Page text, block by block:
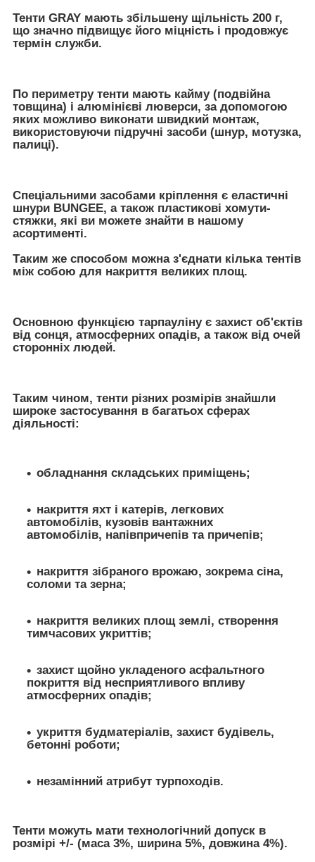
Тенти GRAY мають збільшену щільність 200 г,
що значно підвищує його міцність і продовжує
термін служби.
По периметру тенти мають кайму (подвійна
товщина) і алюмінієві люверси, за допомогою
яких можливо виконати швидкий монтаж,
використовуючи підручні засоби (шнур, мотузка,
палиці).
Спеціальними засобами кріплення є еластичні
шнури BUNGEE, а також пластикові хомути-
стяжки, які ви можете знайти в нашому
асортименті.
Таким же способом можна з'єднати кілька тентів
між собою для накриття великих площ.
Основною функцією тарпауліну є захист об'єктів
від сонця, атмосферних опадів, а також від очей
сторонніх людей.
Таким чином, тенти різних розмірів знайшли
широке застосування в багатьох сферах
діяльності:
обладнання складських приміщень;
накриття яхт і катерів, легкових
автомобілів, кузовів вантажних
автомобілів, напівпричепів та причепів;
накриття зібраного врожаю, зокрема сіна,
соломи та зерна;
накриття великих площ землі, створення
тимчасових укриттів;
захист щойно укладеного асфальтного
покриття від несприятливого впливу
атмосферних опадів;
укриття будматеріалів, захист будівель,
бетонні роботи;
незамінний атрибут турпоходів.
Тенти можуть мати технологічний допуск в
розмірі +/- (маса 3%, ширина 5%, довжина 4%).